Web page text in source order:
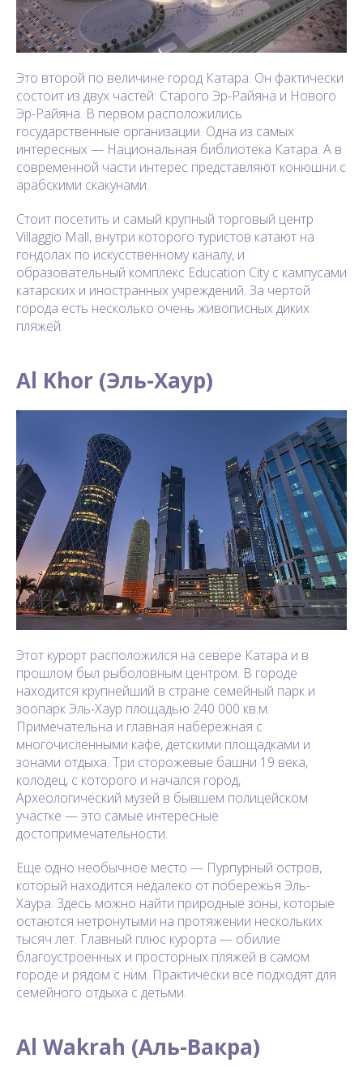
Это второй по величине город Катара. Он фактически
состоит из двух частей: Старого Эр-Райяна и Нового
Эр-Райяна. В первом расположились
государственные организации. Одна из самых
интересных — Национальная библиотека Катара. А в
современной части интерес представляют конюшни с
арабскими скакунами.
Стоит посетить и самый крупный торговый центр
Villaggio Mall, внутри которого туристов катают на
гондолах по искусственному каналу, и
образовательный комплекс Education City с кампусами
катарских и иностранных учреждений. За чертой
города есть несколько очень живописных диких
пляжей.
Al Khor (Эль-Хаур)
Этот курорт расположился на севере Катара и в
прошлом был рыболовным центром. В городе
находится крупнейший в стране семейный парк и
зоопарк Эль-Хаур площадью 240 000 кв.м.
Примечательна и главная набережная с
многочисленными кафе, детскими площадками и
зонами отдыха. Три сторожевые башни 19 века,
колодец, с которого и начался город,
Археологический музей в бывшем полицейском
участке — это самые интересные
достопримечательности.
Еще одно необычное место — Пурпурный остров,
который находится недалеко от побережья Эль-
Хаура. Здесь можно найти природные зоны, которые
остаются нетронутыми на протяжении нескольких
тысяч лет. Главный плюс курорта — обилие
благоустроенных и просторных пляжей в самом
городе и рядом с ним. Практически все подходят для
семейного отдыха с детьми.
Al Wakrah (Аль-Вакра)